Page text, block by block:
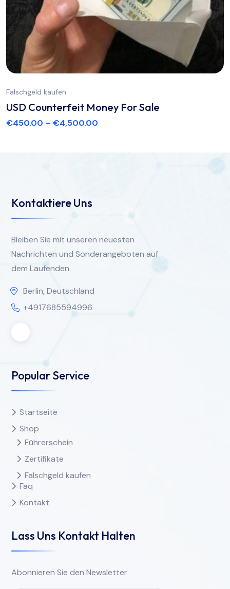
Falschgeld kaufen
USD Counterfeit Money For Sale
€450.00 – €4,500.00
Kontaktiere Uns
Bleiben Sie mit unseren neuesten
Nachrichten und Sonderangeboten auf
dem Laufenden.
Berlin, Deutschland
+4917685594996
Popular Service
Startseite
Shop
Führerschein
Zertifikate
Falschgeld kaufen
Faq
Kontakt
Lass Uns Kontakt Halten
Abonnieren Sie den Newsletter